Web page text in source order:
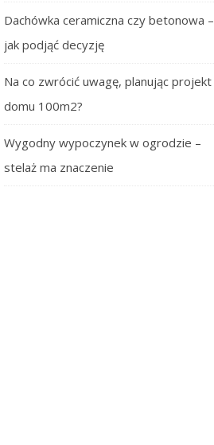
Dachówka ceramiczna czy betonowa –
jak podjąć decyzję
Na co zwrócić uwagę, planując projekt
domu 100m2?
Wygodny wypoczynek w ogrodzie –
stelaż ma znaczenie